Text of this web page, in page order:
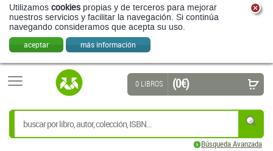
Utilizamos cookies propias y de terceros para mejorar
nuestros servicios y facilitar la navegación. Si continúa
navegando consideramos que acepta su uso.
aceptar más información
Búsqueda Avanzada
0 LIBROS (0 €)